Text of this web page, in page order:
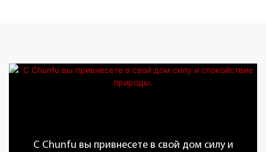
С Chunfu вы привнесете в свой дом силу и